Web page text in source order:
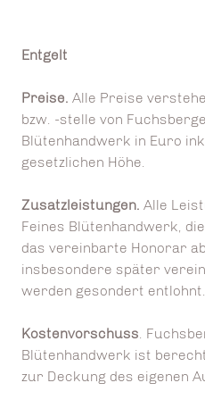
Entgelt
Preise. Alle Preise
bzw. -stelle von
Blütenhandwerk in Euro
gesetzlichen Höhe.
Zusatzleistungen. Alle
Feines Blütenhandwerk,
das vereinbarte Honorar
insbesondere später
werden gesondert entlohnt.
Kostenvorschuss.
Blütenhandwerk ist
zur Deckung des eigenen